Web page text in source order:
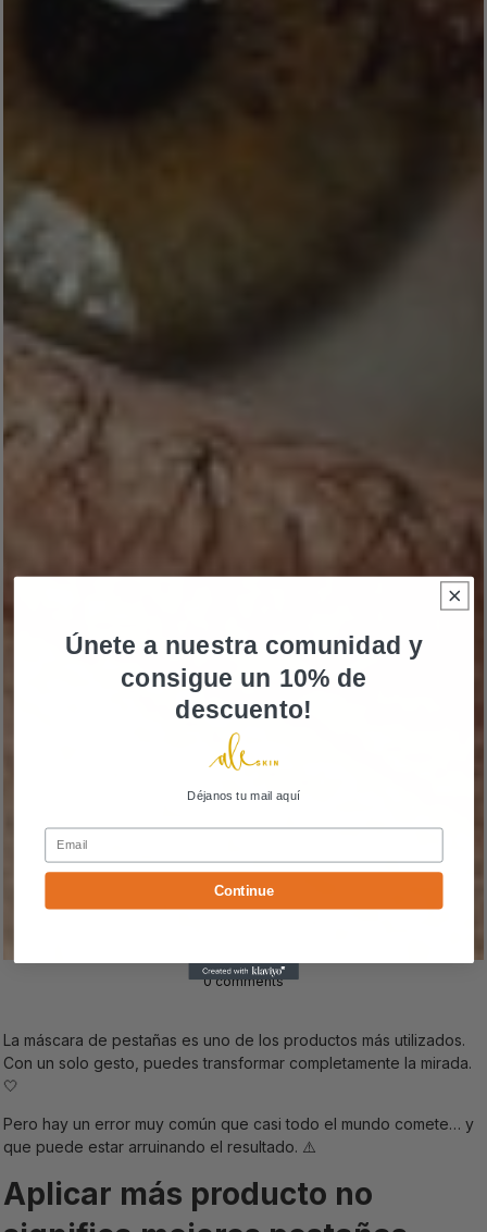
0 comments
La máscara de pestañas es uno de los productos más utilizados.
Con un solo gesto, puedes transformar completamente la mirada.
🤍
Pero hay un error muy común que casi todo el mundo comete… y
que puede estar arruinando el resultado. ⚠️
Aplicar más producto no
Únete a nuestra comunidad y
consigue un 10% de
descuento!
Déjanos tu mail aquí
Email
Continue